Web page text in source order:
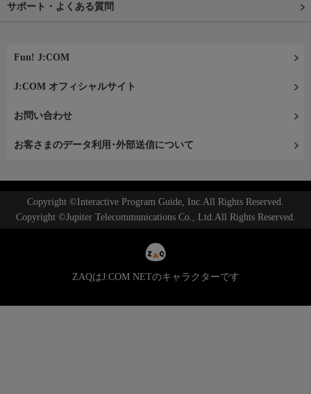
サポート・よくある質問
Fun! J:COM
J:COM オフィシャルサイト
お問い合わせ
お客さまのデータ利用･外部送信について
Copyright ©Interactive Program Guide, Inc.All Rights Reserved.
Copyright ©Jupiter Telecommunications Co., Ltd.All Rights Reserved.
ZAQはJ:COM NETのキャラクターです